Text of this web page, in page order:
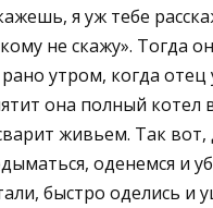
я уж тебе
не скажу». Тогда
рано утром, когда отец
она полный котел
живьем. Так вот,
оденемся и
быстро оделись и